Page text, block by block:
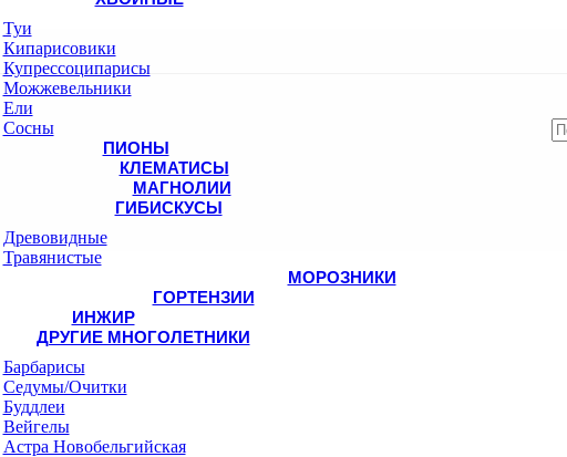
Туи
Кипарисовики
Купрессоципарисы
Можжевельники
Ели
Сосны
ПИОНЫ
КЛЕМАТИСЫ
МАГНОЛИИ
ГИБИСКУСЫ
Древовидные
Травянистые
МОРОЗНИКИ
ГОРТЕНЗИИ
ИНЖИР
ДРУГИЕ МНОГОЛЕТНИКИ
Барбарисы
Седумы/Очитки
Буддлеи
Вейгелы
Астра Новобельгийская